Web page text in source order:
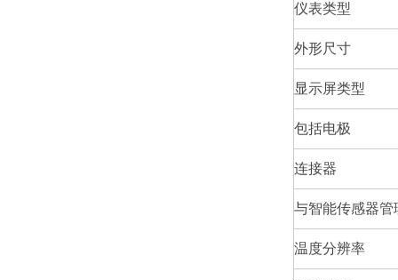
仪表类型
外形尺寸
显示屏类型
包括电极
连接器
与智能传感器管
温度分辨率